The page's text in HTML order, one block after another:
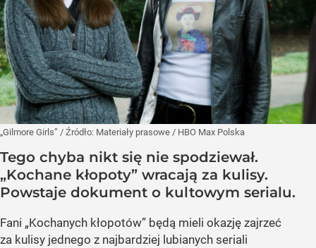
„Gilmore Girls” / Źródło: Materiały prasowe / HBO Max Polska
Tego chyba nikt się nie spodziewał.
„Kochane kłopoty” wracają za kulisy.
Powstaje dokument o kultowym serialu.
Fani „Kochanych kłopotów” będą mieli okazję zajrzeć
za kulisy jednego z najbardziej lubianych seriali